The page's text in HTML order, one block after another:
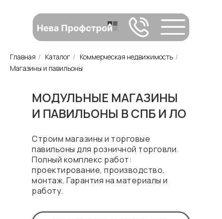
Главная / Каталог / Коммерческая недвижимость /
Магазины и павильоны
МОДУЛЬНЫЕ МАГАЗИНЫ
И ПАВИЛЬОНЫ В СПБ И ЛО
Строим магазины и торговые
павильоны для розничной торговли.
Полный комплекс работ:
проектирование, производство,
монтаж. Гарантия на материалы и
работу.